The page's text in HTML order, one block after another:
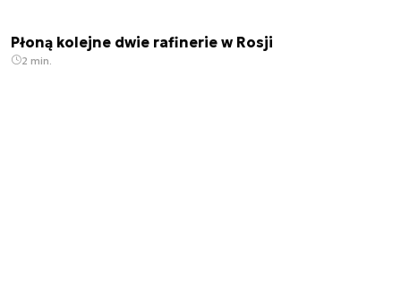
Płoną kolejne dwie rafinerie w Rosji
2 min.